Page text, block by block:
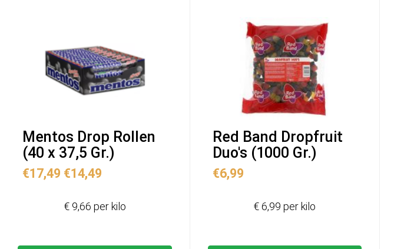
Mentos Drop Rollen
(40 x 37,5 Gr.)
€17,49 Oorspronkelijke
was:
€17,49.
€14,49
is:
€ 9,66 per kilo
Red Band Dropfruit
Duo's (1000 Gr.)
€6,99
€ 6,99 per kilo